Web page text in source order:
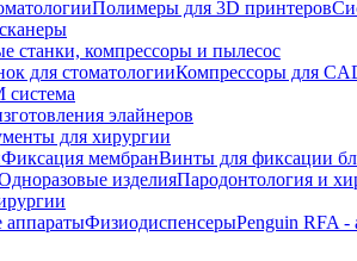
Полимеры для 3D принтеров
станки, компрессоры и пылесос
для стоматологииКомпрессоры для
элайнеров
для хирургии
Фиксация мембранВинты для фиксации
изделияПародонтология и
аппаратыФизиодиспенсерыPenguin RFA -